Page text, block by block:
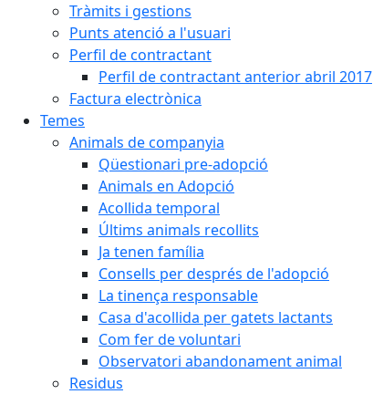
Tràmits i gestions
Punts atenció a l'usuari
Perfil de contractant
Perfil de contractant anterior abril 2017
Factura electrònica
Temes
Animals de companyia
Qüestionari pre-adopció
Animals en Adopció
Acollida temporal
Últims animals recollits
Ja tenen família
Consells per després de l'adopció
La tinença responsable
Casa d'acollida per gatets lactants
Com fer de voluntari
Observatori abandonament animal
Residus